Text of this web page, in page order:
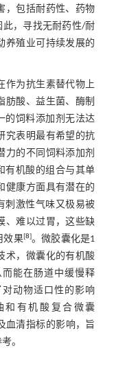
，包括耐药性、药物
此，寻找无耐药性/耐
养殖业可持续发展的
作为抗生素替代物上
肪酸、益生菌、酶制
的饲料添加剂无法达
究表明最有希望的抗
力的不同饲料添加剂
有机酸的组合与其单
健康方面具有潜在的
刺激性气味又极易被
、难以过胃，这些缺
效果[8]。微胶囊化是1
术，微囊化的有机酸
能在肠道中缓慢释
动物适口性的影响
有机酸复合微囊
血清指标的影响，旨
。